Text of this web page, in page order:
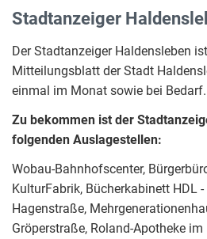
Stadtanzeiger
Der Stadtanzeiger Haldensleben
Mitteilungsblatt der Stadt
einmal im Monat sowie bei Bedarf.
Zu bekommen ist der
folgenden Auslagestellen:
Wobau-Bahnhofscenter,
KulturFabrik, Bücherkabinett HDL
Hagenstraße,
Gröperstraße, Roland-Apotheke im